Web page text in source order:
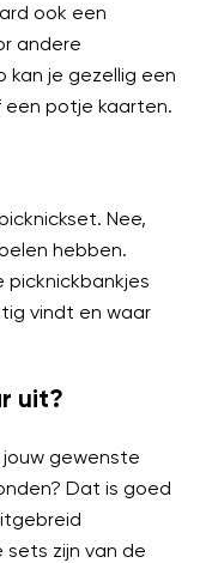
ook een
andere
kan je gezellig een
een potje kaarten.
Nee,
hebben.
picknickbankjes
vindt en waar
uit?
gewenste
Dat is goed
sets zijn van de